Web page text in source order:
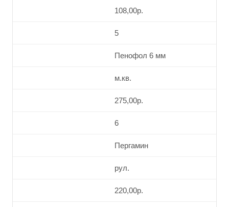
108,00р.
5
Пенофол 6 мм
м.кв.
275,00р.
6
Пергамин
рул.
220,00р.